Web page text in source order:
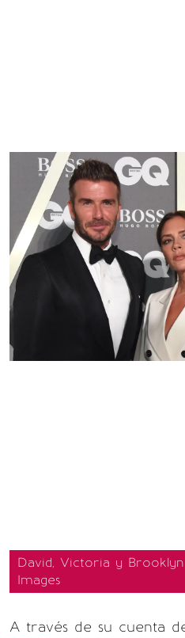
David, Victoria y
Images
A través de su cuenta